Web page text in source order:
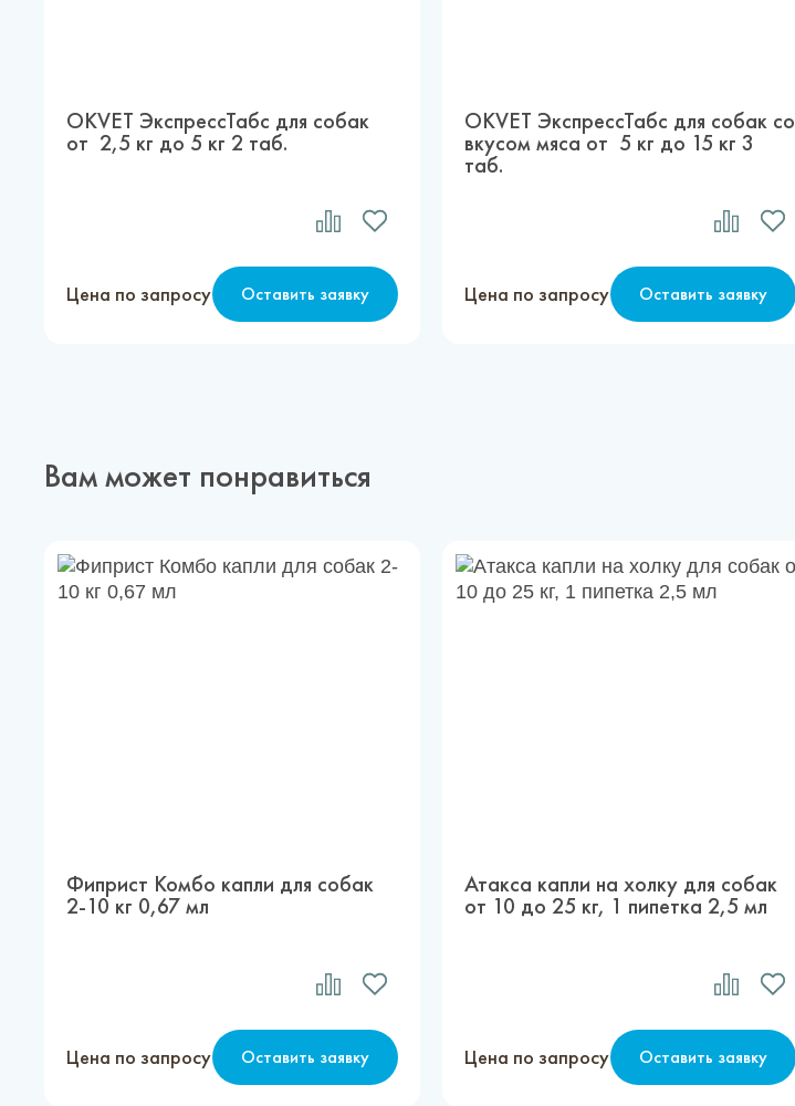
OKVET ЭкспрессТабс для собак
от 2,5 кг до 5 кг 2 таб.
Цена по запросу Оставить заявку
OKVET ЭкспрессТабс для собак со
вкусом мяса от 5 кг до 15 кг 3
таб.
Цена по запросу Оставить заявку
Вам может понравиться
Фиприст Комбо капли для собак
2-10 кг 0,67 мл
Цена по запросу Оставить заявку
Атакса капли на холку для собак
от 10 до 25 кг, 1 пипетка 2,5 мл
Цена по запросу Оставить заявку